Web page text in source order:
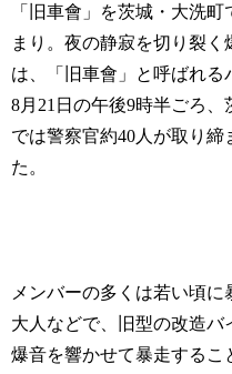
「旧車會」を茨城・大洗
まり。夜の静寂を切り裂く
は、「旧車會」と呼ばれる
8月21日の午後9時半ごろ、
では警察官約40人が取り締
た。
メンバーの多くは若い頃に
大人などで、旧型の改造バ
爆音を響かせて暴走するこ